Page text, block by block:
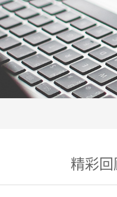
精彩